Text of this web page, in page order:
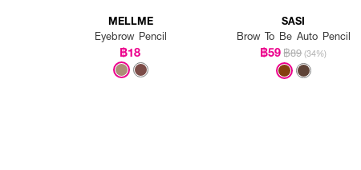
MELLME
Eyebrow Pencil
฿18
SASI
Brow To Be Auto Pencil
฿59฿89 (34%)